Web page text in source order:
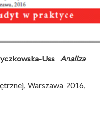
Uss Analiza
Warszawa 2016,